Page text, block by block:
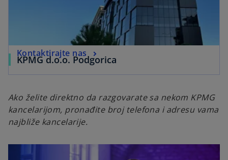
KPMG d.o.o. Podgorica
Kontaktirajte nas
Ako želite direktno da razgovarate sa nekom KPMG
kancelarijom, pronađite broj telefona i adresu vama
najbliže kancelarije.